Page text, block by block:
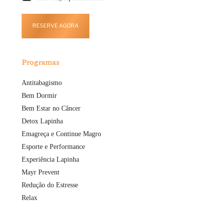
RESERVE AGORA
Programas
Antitabagismo
Bem Dormir
Bem Estar no Câncer
Detox Lapinha
Emagreça e Continue Magro
Esporte e Performance
Experiência Lapinha
Mayr Prevent
Redução do Estresse
Relax